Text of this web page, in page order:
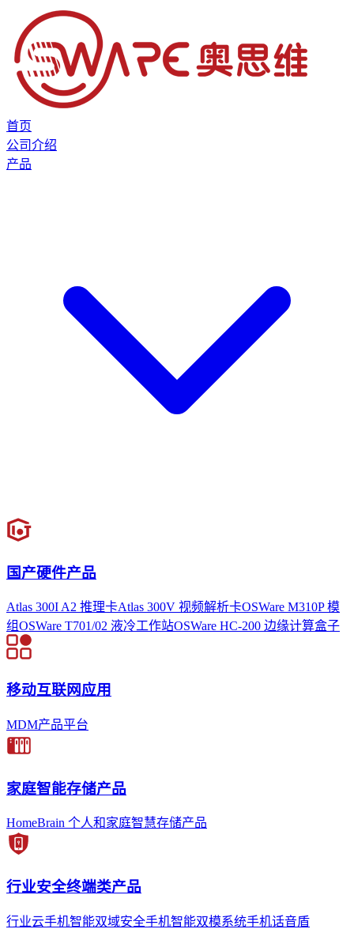
首页
公司介绍
产品
国产硬件产品
Atlas 300I A2 推理卡Atlas 300V 视频解析卡OSWare M310P 模
组OSWare T701/02 液冷工作站OSWare HC-200 边缘计算盒子
移动互联网应用
MDM产品平台
家庭智能存储产品
HomeBrain 个人和家庭智慧存储产品
行业安全终端类产品
行业云手机智能双域安全手机智能双模系统手机话音盾